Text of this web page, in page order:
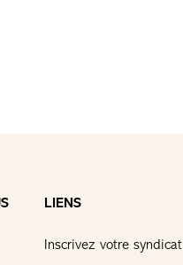
LIENS
Inscrivez votre syndicat